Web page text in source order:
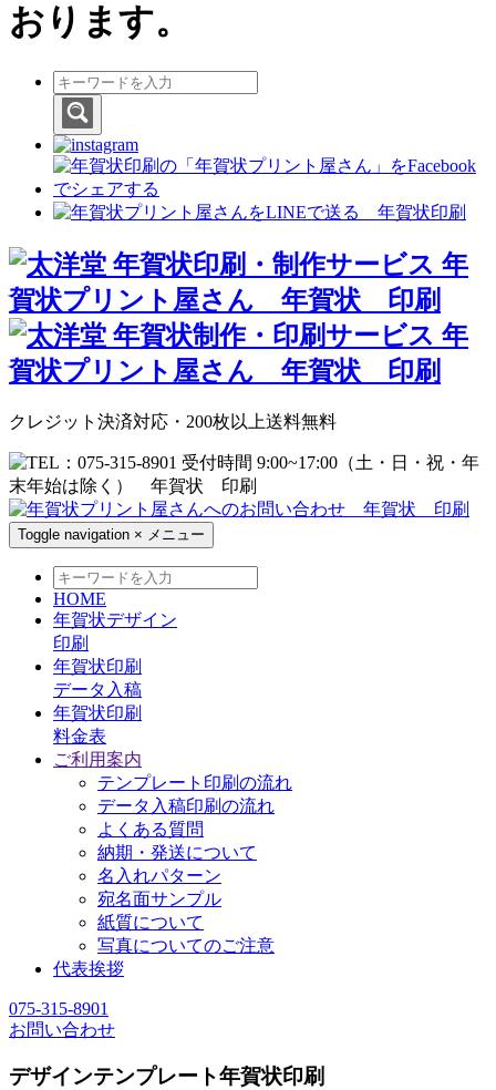
おります。
クレジット決済対応・200枚以上送料無料
Toggle navigation × メニュー
HOME
年賀状デザイン
印刷
年賀状印刷
データ入稿
年賀状印刷
料金表
ご利用案内
テンプレート印刷の流れ
データ入稿印刷の流れ
よくある質問
納期・発送について
名入れパターン
宛名面サンプル
紙質について
写真についてのご注意
代表挨拶
075-315-8901
お問い合わせ
デザインテンプレート年賀状印刷